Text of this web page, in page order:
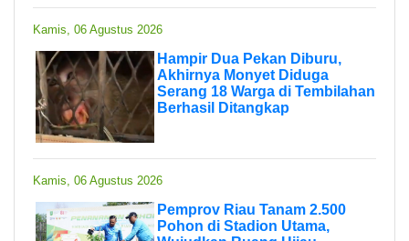
Kamis, 06 Agustus 2026
Hampir Dua Pekan Diburu,
Akhirnya Monyet Diduga
Serang 18 Warga di Tembilahan
Berhasil Ditangkap
Kamis, 06 Agustus 2026
Pemprov Riau Tanam 2.500
Pohon di Stadion Utama,